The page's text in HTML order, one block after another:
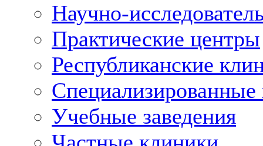
Научно-
Практические центры
Республиканские
Учебные заведения